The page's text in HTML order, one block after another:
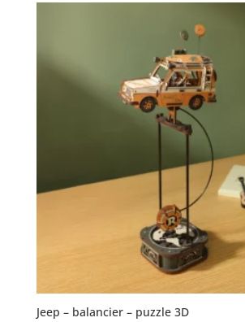
Jeep – balancier – puzzle 3D